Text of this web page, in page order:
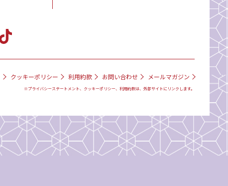
クッキーポリシー 利用約款 お問い合わせ メールマガジン
※プライバシーステートメント、クッキーポリシー、利用約款は、外部サイトにリンクします。